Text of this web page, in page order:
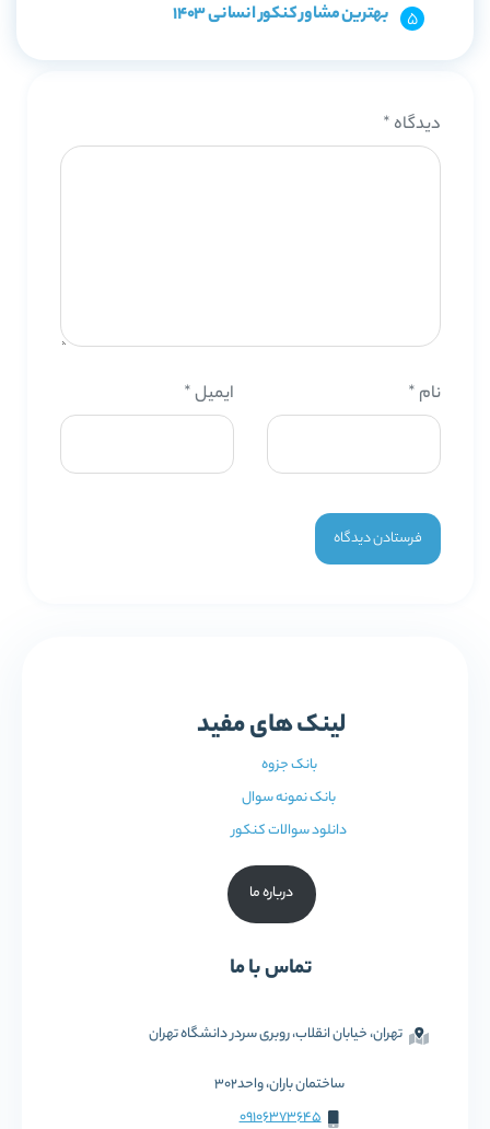
بهترین مشاور کنکور انسانی 1403
دیدگاه *
نام * ایمیل*
لینک های مفید
بانک جزوه
بانک نمونه سوال
دانلود سوالات کنکور
درباره ما
تماس با ما
تهران، خیابان انقلاب، روبری سردر دانشگاه تهران
ساختمان باران، واحد302
09106373645